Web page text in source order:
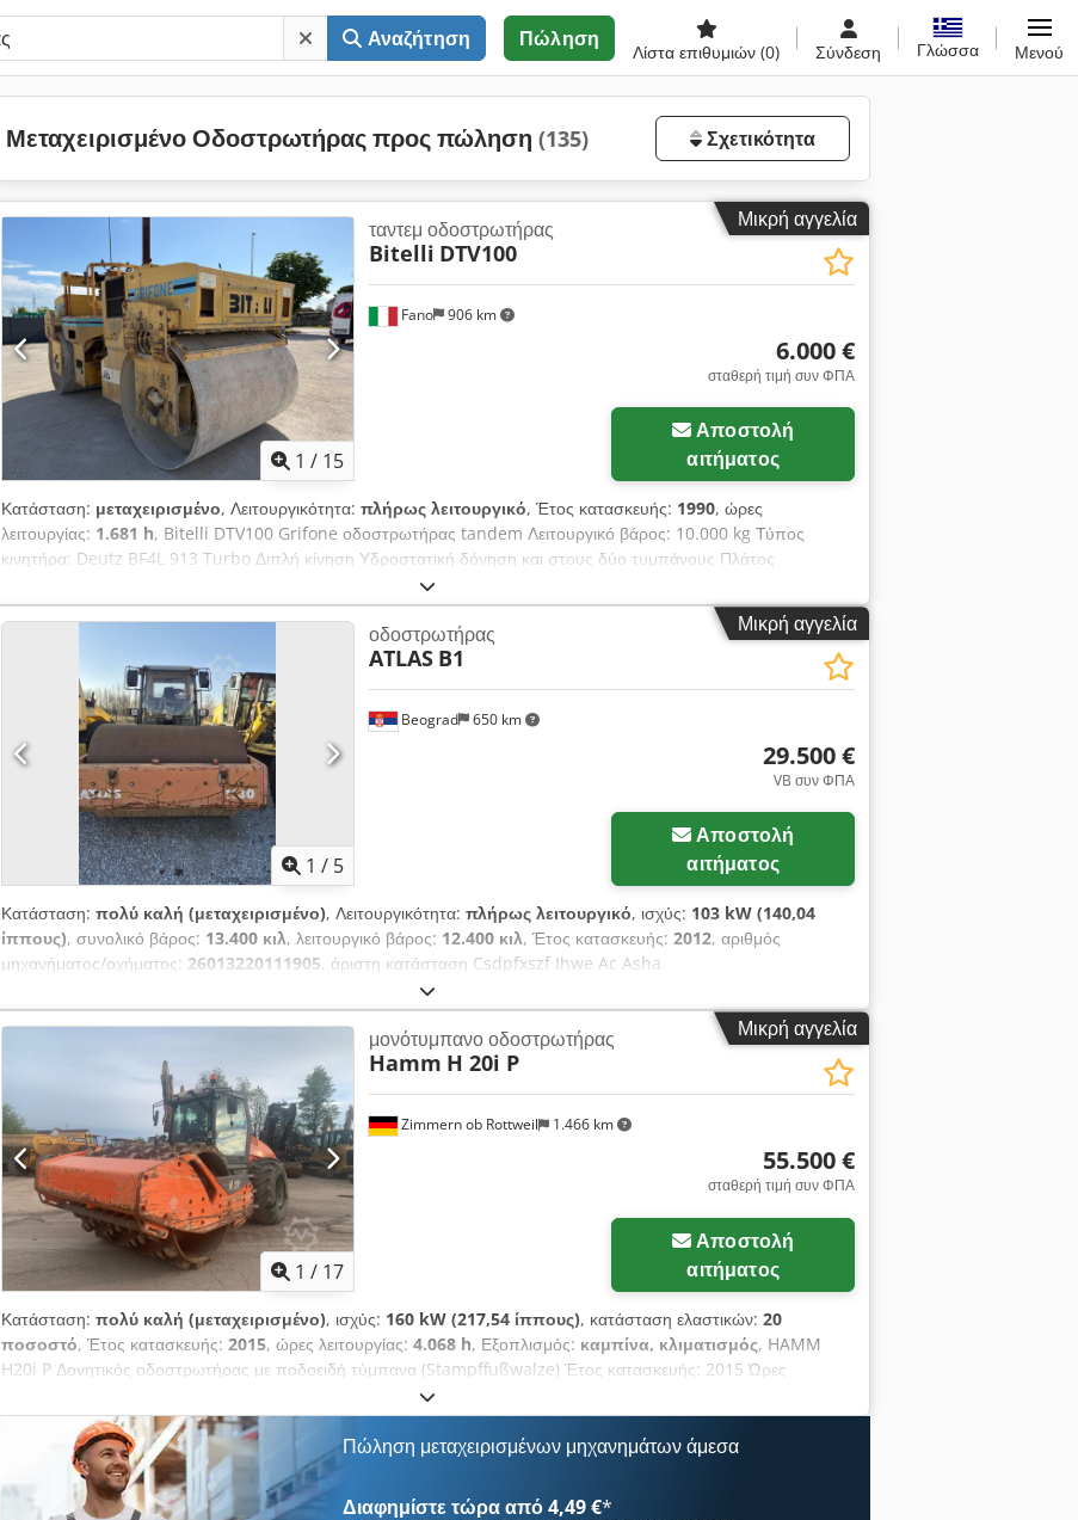
Αναζήτηση Πώληση
Λίστα επιθυμιών (0) Σύνδεση Γλώσσα Μενού
Μεταχειρισμένο Οδοστρωτήρας προς πώληση (135) Σχετικότητα
Μικρή αγγελία
1 / 15
Fano 906 km
ταντεμ οδοστρωτήρας
Bitelli DTV100
6.000 €
σταθερή τιμή συν ΦΠΑ
Αποστολή
αιτήματος
Κατάσταση: μεταχειρισμένο, Λειτουργικότητα: πλήρως λειτουργικό, Έτος κατασκευής: 1990, ώρες
λειτουργίας: 1.681 h, Bitelli DTV100 Grifone οδοστρωτήρας tandem Λειτουργικό βάρος: 10.000 kg Τύπος
κινητήρα: Deutz BF4L 913 Turbo Διπλή κίνηση Υδροστατική δόνηση και στους δύο τυμπάνους Πλάτος
συμπίεσης: 1.680 mm Ώρες λειτουργίας: 1901 Chodjzr E Afepfx Ac Aja Καλή γενική κατάσταση ΔΕΧΟΜΑΣΤΕ
ΑΝΤΑΛΛΑΓΕΣ ΟΧΗΜΑΤΩΝ ΟΛΩΝ ΤΩΝ ΜΑΡΚΩΝ, MAN, MERCEDES, DAF, RENAULT, VOLVO, SCANIA, ΜΕ
ΕΞΟΠΛΙΣΜΟ CIFA, SERMAC, PUTZMEISTER· Ή ΧΩΜΑΤΟΥΡΓΙΚΑ ΜΗΧΑΝΗΜΑΤΑ CATERPILLAR, FIAT HITACHI,
Μικρή αγγελία
1 / 5
Beograd 650 km
οδοστρωτήρας
ATLAS B1
29.500 €
VB συν ΦΠΑ
Αποστολή
αιτήματος
Κατάσταση: πολύ καλή (μεταχειρισμένο), Λειτουργικότητα: πλήρως λειτουργικό, ισχύς: 103 kW (140,04
ίππους), συνολικό βάρος: 13.400 κιλ, λειτουργικό βάρος: 12.400 κιλ, Έτος κατασκευής: 2012, αριθμός
μηχανήματος/οχήματος: 26013220111905, άριστη κατάσταση Csdpfxszf Ihwe Ac Asha
Μικρή αγγελία
1 / 17
Zimmern ob Rottweil 1.466 km
μονότυμπανο οδοστρωτήρας
Hamm H 20i P
55.500 €
σταθερή τιμή συν ΦΠΑ
Αποστολή
αιτήματος
Κατάσταση: πολύ καλή (μεταχειρισμένο), ισχύς: 160 kW (217,54 ίππους), κατάσταση ελαστικών: 20
ποσοστό, Έτος κατασκευής: 2015, ώρες λειτουργίας: 4.068 h, Εξοπλισμός: καμπίνα, κλιματισμός, HAMM
H20i P Δονητικός οδοστρωτήρας με ποδοειδή τύμπανα (Stampffußwalze) Έτος κατασκευής: 2015 Ώρες
λειτουργίας: 4.068 ώρες Chsdpfx Asy I Uppjc Aja ROPS Κλιματισμός Ραδιόφωνο Κάμερα οπισθοπορείας
Μέγεθος ελαστικών: 23.1-26 – περίπου 40% υπόλοιπο πέλματος Κινητήρας Deutz 150 kW CE / EPA Λειτουργικό
βάρος: 21 τόνους.
Πώληση μεταχειρισμένων μηχανημάτων άμεσα
Διαφημίστε τώρα από 4,49 €*